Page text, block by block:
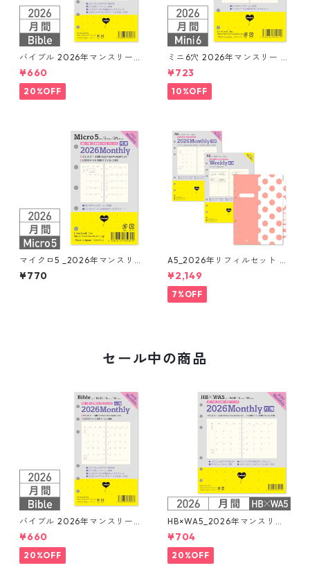
バイブル 2026年マンスリー
月間ブロック+LOVEドット罫
システム手帳リフィル
¥660
20%OFF
ミニ6穴 2026年マンスリー 月
間ブロック+LOVEドット罫 シ
ステム手帳リフィル
¥723
10%OFF
マイクロ5 _2026年マンスリ
ー 月間ブロック+LOVEドット
罫 システム手帳リフィル
¥770
A5_2026年リフィルセット シ
ステム手帳 ★送料無料★
¥2,149
7%OFF
セール中の商品
バイブル 2026年マンスリー
月間ブロック+LOVEドット罫
システム手帳リフィル
¥660
20%OFF
HB×WA5_2026年マンスリー
月間ブロック+LOVEドット罫
システム手帳リフィル
¥704
20%OFF